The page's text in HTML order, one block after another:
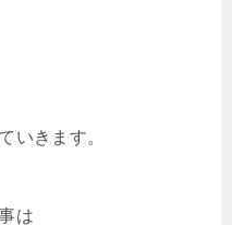
いきます。
は